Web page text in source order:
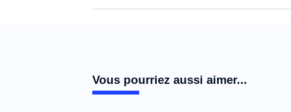
Vous pourriez aussi aimer...